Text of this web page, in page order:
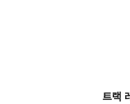
트랙